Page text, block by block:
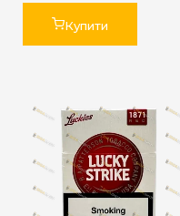
Купити